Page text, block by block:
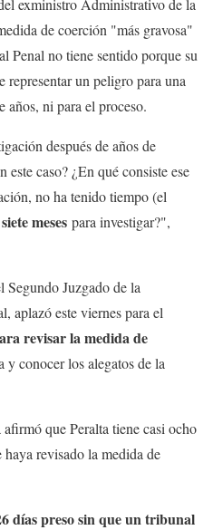
de coerción "más gravosa"
Penal no tiene sentido porque su
representar un peligro para una
años, ni para el proceso.
después de años de
este caso? ¿En qué consiste ese
no ha tenido tiempo (el
siete meses para investigar?",
Juzgado de la
aplazó este viernes para el
revisar la medida de
y conocer los alegatos de la
que Peralta tiene casi ocho
haya revisado la medida de
días preso sin que un tribunal